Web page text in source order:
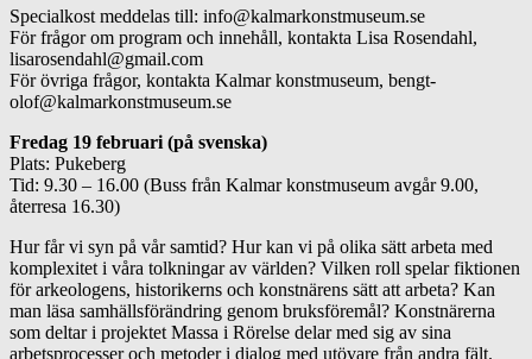
Specialkost meddelas till: info@kalmarkonstmuseum.se
För frågor om program och innehåll, kontakta Lisa Rosendahl,
lisarosendahl@gmail.com
För övriga frågor, kontakta Kalmar konstmuseum, bengt-
olof@kalmarkonstmuseum.se
Fredag 19 februari (på svenska)
Plats: Pukeberg
Tid: 9.30 – 16.00 (Buss från Kalmar konstmuseum avgår 9.00,
återresa 16.30)
Hur får vi syn på vår samtid? Hur kan vi på olika sätt arbeta med
komplexitet i våra tolkningar av världen? Vilken roll spelar fiktionen
för arkeologens, historikerns och konstnärens sätt att arbeta? Kan
man läsa samhällsförändring genom bruksföremål? Konstnärerna
som deltar i projektet Massa i Rörelse delar med sig av sina
arbetsprocesser och metoder i dialog med utövare från andra fält.